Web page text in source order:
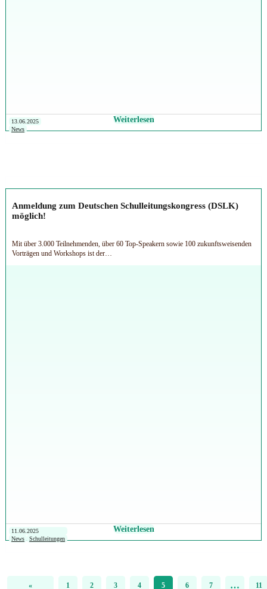
13.06.2025
News
Weiterlesen
Anmeldung zum Deutschen Schulleitungskongress (DSLK)
möglich!
Mit über 3.000 Teilnehmenden, über 60 Top-Speakern sowie 100 zukunftsweisenden
Vorträgen und Workshops ist der…
11.06.2025
News
Schulleitungen
Weiterlesen
« 1 2 3 4 5 6 7 … 11